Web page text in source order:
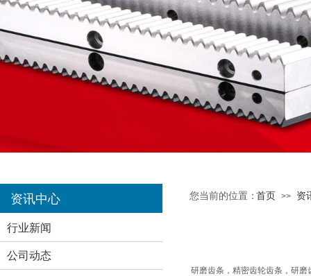
资讯中心 您当前的位置：首页 >> 资
行业新闻
公司动态
研磨齿条，精密齿轮齿条，研磨